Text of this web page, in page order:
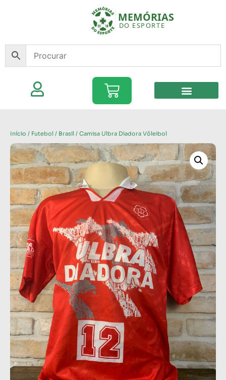
Início / Futebol / Brasil / Camisa Ulbra Diadora Vôleibol